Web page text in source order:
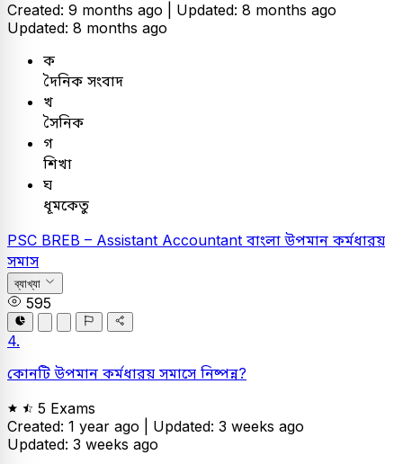
Created: 9 months ago | Updated: 8 months ago
Updated: 8 months ago
ক
দৈনিক সংবাদ
খ
সৈনিক
গ
শিখা
ঘ
ধূমকেতু
PSC BREB – Assistant Accountant বাংলাউপমান কর্মধারয়
সমাস
ব্যাখ্যা
595
4.
কোনটি উপমান কর্মধারয় সমাসে নিষ্পন্ন?
5 Exams
Created: 1 year ago | Updated: 3 weeks ago
Updated: 3 weeks ago